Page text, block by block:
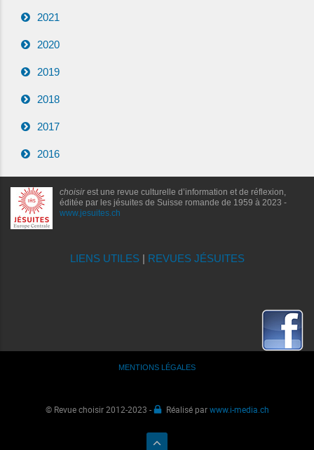
2021
2020
2019
2018
2017
2016
choisirest une revue culturelle d’information et de réflexion,
éditée par les jésuites de Suisse romande de 1959 à 2023 -
www.jesuites.ch
LIENS UTILES| REVUES JÉSUITES
MENTIONS LÉGALES
© Revue choisir 2012-2023 - Réalisé parwww.i-media.ch